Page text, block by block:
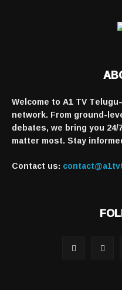
Welcome to A1 TV
network. From ground-
debates, we bring you
matter most. Stay
Contact us: